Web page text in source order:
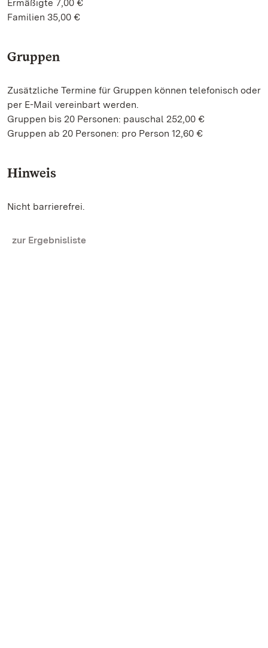
Ermäßigte 7,00 €
Familien 35,00 €
Gruppen
Zusätzliche Termine für Gruppen können telefonisch oder
per E-Mail vereinbart werden.
Gruppen bis 20 Personen: pauschal 252,00 €
Gruppen ab 20 Personen: pro Person 12,60 €
Hinweis
Nicht barrierefrei.
zur Ergebnisliste